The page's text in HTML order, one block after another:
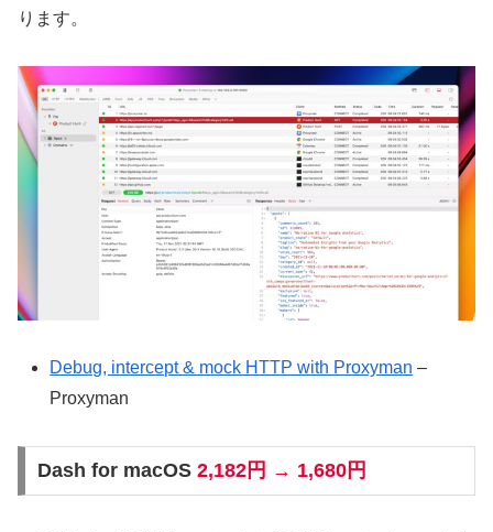
ります。
Debug, intercept & mock HTTP with Proxyman –
Proxyman
Dash for macOS 2,182円 → 1,680円